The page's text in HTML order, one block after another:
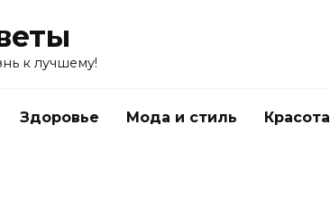
к лучшему!
Здоровье Мода и стиль Красота